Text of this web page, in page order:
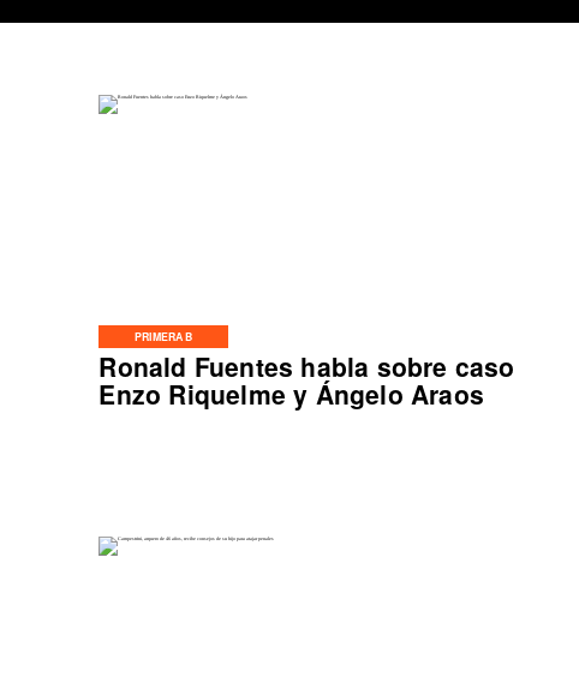
PRIMERA B
Ronald Fuentes habla sobre caso
Enzo Riquelme y Ángelo Araos